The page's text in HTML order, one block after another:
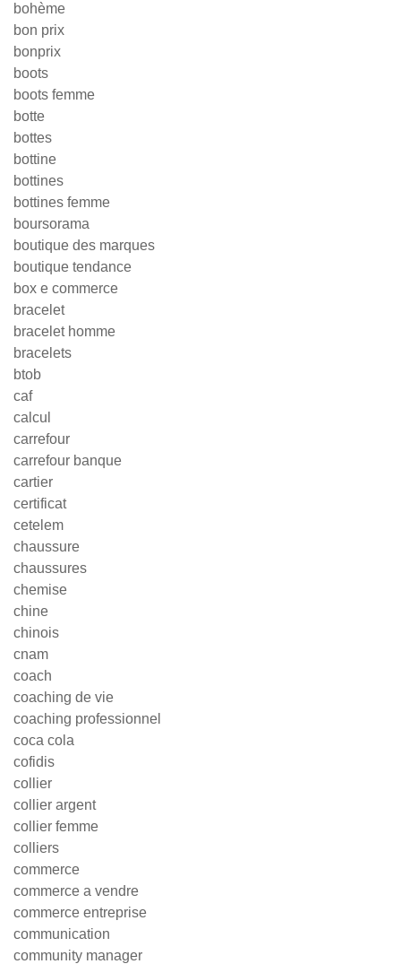
bohème
bon prix
bonprix
boots
boots femme
botte
bottes
bottine
bottines
bottines femme
boursorama
boutique des marques
boutique tendance
box e commerce
bracelet
bracelet homme
bracelets
btob
caf
calcul
carrefour
carrefour banque
cartier
certificat
cetelem
chaussure
chaussures
chemise
chine
chinois
cnam
coach
coaching de vie
coaching professionnel
coca cola
cofidis
collier
collier argent
collier femme
colliers
commerce
commerce a vendre
commerce entreprise
communication
community manager